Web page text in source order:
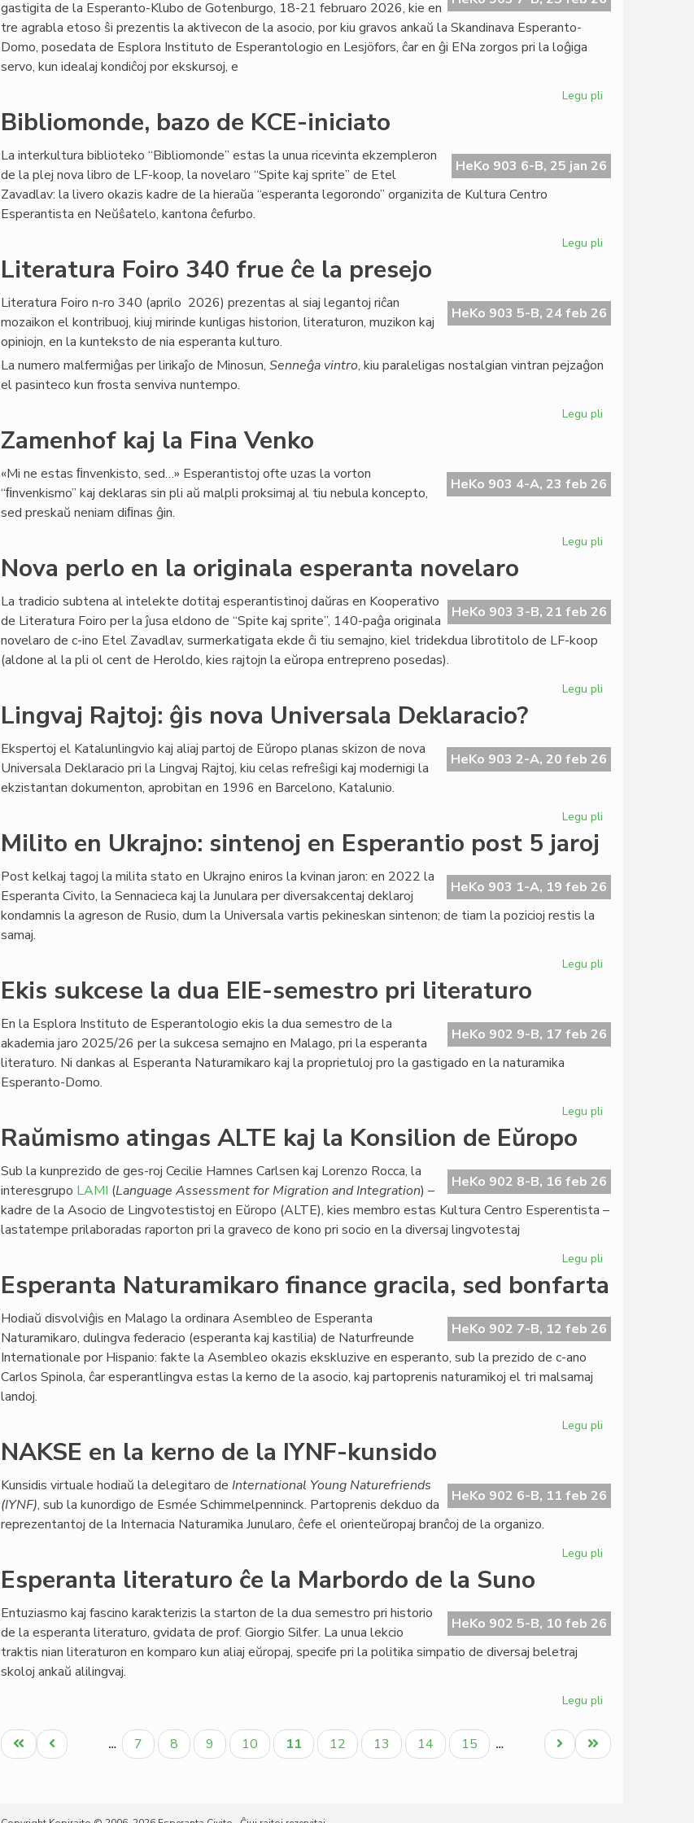
gastigita de la Esperanto-Klubo de Gotenburgo, 18-21 februaro 2026, kie en
tre agrabla etoso ŝi prezentis la aktivecon de la asocio, por kiu gravos ankaŭ la Skandinava Esperanto-
Domo, posedata de Esplora Instituto de Esperantologio en Lesjöfors, ĉar en ĝi ENa zorgos pri la loĝiga
servo, kun idealaj kondiĉoj por ekskursoj, e
Legu pli
bonvenigis
Manuelan
Bibliomonde, bazo de KCE-iniciato
HeKo 903 6-B, 25 jan 26
La interkultura biblioteko “Bibliomonde” estas la unua ricevinta ekzempleron
de la plej nova libro de LF-koop, la novelaro “Spite kaj sprite” de Etel
Zavadlav: la livero okazis kadre de la hieraŭa “esperanta legorondo” organizita de Kultura Centro
Esperantista en Neŭŝatelo, kantona ĉefurbo.
Legu pli
KCE-
iniciato
Literatura Foiro 340 frue ĉe la presejo
HeKo 903 5-B, 24 feb 26
Literatura Foiro n-ro 340 (aprilo 2026) prezentas al siaj legantoj riĉan
mozaikon el kontribuoj, kiuj mirinde kunligas historion, literaturon, muzikon kaj
opiniojn, en la kunteksto de nia esperanta kulturo.
La numero malfermiĝas per lirikaĵo de Minosun, Senneĝa vintro, kiu paraleligas nostalgian vintran pejzaĝon
el pasinteco kun frosta senviva nuntempo.
Legu pli
frue
ĉe
Zamenhof kaj la Fina Venko
HeKo 903 4-A, 23 feb 26
«Mi ne estas ﬁnvenkisto, sed…» Esperantistoj ofte uzas la vorton
“ﬁnvenkismo” kaj deklaras sin pli aŭ malpli proksimaj al tiu nebula koncepto,
sed preskaŭ neniam diﬁnas ĝin.
Legu pli
Fina
Venko
Nova perlo en la originala esperanta novelaro
HeKo 903 3-B, 21 feb 26
La tradicio subtena al intelekte dotitaj esperantistinoj daŭras en Kooperativo
de Literatura Foiro per la ĵusa eldono de “Spite kaj sprite”, 140-paĝa originala
novelaro de c-ino Etel Zavadlav, surmerkatigata ekde ĉi tiu semajno, kiel tridekdua librotitolo de LF-koop
(aldone al la pli ol cent de Heroldo, kies rajtojn la eŭropa entrepreno posedas).
Legu pli
la
originala
Lingvaj Rajtoj: ĝis nova Universala Deklaracio?
HeKo 903 2-A, 20 feb 26
Ekspertoj el Katalunlingvio kaj aliaj partoj de Eŭropo planas skizon de nova
Universala Deklaracio pri la Lingvaj Rajtoj, kiu celas refreŝigi kaj modernigi la
ekzistantan dokumenton, aprobitan en 1996 en Barcelono, Katalunio.
Legu pli
nova
Universala
Milito en Ukrajno: sintenoj en Esperantio post 5 jaroj
HeKo 903 1-A, 19 feb 26
Post kelkaj tagoj la milita stato en Ukrajno eniros la kvinan jaron: en 2022 la
Esperanta Civito, la Sennacieca kaj la Junulara per diversakcentaj deklaroj
kondamnis la agreson de Rusio, dum la Universala vartis pekineskan sintenon; de tiam la pozicioj restis la
samaj.
Legu pli
sintenoj
en
Ekis sukcese la dua EIE-semestro pri literaturo
HeKo 902 9-B, 17 feb 26
En la Esplora Instituto de Esperantologio ekis la dua semestro de la
akademia jaro 2025/26 per la sukcesa semajno en Malago, pri la esperanta
literaturo. Ni dankas al Esperanta Naturamikaro kaj la proprietuloj pro la gastigado en la naturamika
Esperanto-Domo.
Legu pli
dua
EIE-
semestro
Raŭmismo atingas ALTE kaj la Konsilion de Eŭropo
HeKo 902 8-B, 16 feb 26
Sub la kunprezido de ges-roj Cecilie Hamnes Carlsen kaj Lorenzo Rocca, la
interesgrupo LAMI (Language Assessment for Migration and Integration) –
kadre de la Asocio de Lingvotestistoj en Eŭropo (ALTE), kies membro estas Kultura Centro Esperentista –
lastatempe prilaboradas raporton pri la graveco de kono pri socio en la diversaj lingvotestaj
Legu pli
atingas
kaj
la
Esperanta Naturamikaro finance gracila, sed bonfarta
HeKo 902 7-B, 12 feb 26
Hodiaŭ disvolviĝis en Malago la ordinara Asembleo de Esperanta
Naturamikaro, dulingva federacio (esperanta kaj kastilia) de Naturfreunde
Internationale por Hispanio: fakte la Asembleo okazis ekskluzive en esperanto, sub la prezido de c-ano
Carlos Spinola, ĉar esperantlingva estas la kerno de la asocio, kaj partoprenis naturamikoj el tri malsamaj
landoj.
Legu pli
gracila,
sed
NAKSE en la kerno de la IYNF-kunsido
HeKo 902 6-B, 11 feb 26
Kunsidis virtuale hodiaŭ la delegitaro de International Young Naturefriends
(IYNF), sub la kunordigo de Esmée Schimmelpenninck. Partoprenis dekduo da
reprezentantoj de la Internacia Naturamika Junularo, ĉefe el orienteŭropaj branĉoj de la organizo.
Legu pli
kerno
de
Esperanta literaturo ĉe la Marbordo de la Suno
HeKo 902 5-B, 10 feb 26
Entuziasmo kaj fascino karakterizis la starton de la dua semestro pri historio
de la esperanta literaturo, gvidata de prof. Giorgio Silfer. La unua lekcio
traktis nian literaturon en komparo kun aliaj eŭropaj, specife pri la politika simpatio de diversaj beletraj
skoloj ankaŭ alilingvaj.
Legu pli
literaturo
ĉe
Pagination
Unua
paĝo
Antaŭa
paĝo
… Paĝo
7 Paĝo
8 Paĝo
9 Paĝo
10
Aktuala
paĝo
11 Paĝo
12 Paĝo
13 Paĝo
14 Paĝo
15 …
Last
page
Next
page